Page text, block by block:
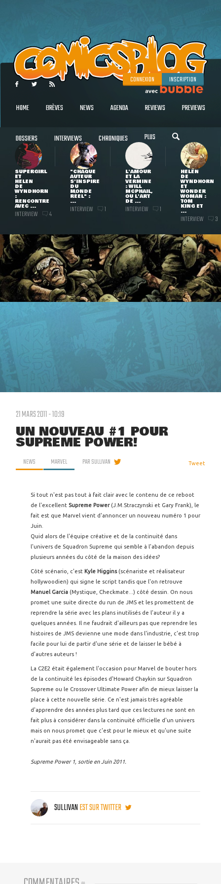
CONNEXION INSCRIPTION
HOME BRÈVES NEWS AGENDA REVIEWS PREVIEWS
DOSSIERS INTERVIEWS CHRONIQUES PLUS
SUPERGIRL
ET
HELEN
DE
WYNDHORN
:
RENCONTRE
AVEC ...
INTERVIEW 4
"CHAQUE
AUTEUR
S'INSPIRE
DU
MONDE
RÉEL" :
...
INTERVIEW 1
L'AMOUR
ET LA
VERMINE
: WILL
MCPHAIL,
OU L'ART
DE ...
INTERVIEW 1
HELEN
DE
WYNDHORN
ET
WONDER
WOMAN :
TOM
KING ET
...
INTERVIEW 3
21 MARS 2011 - 10:19
UN NOUVEAU #1 POUR
SUPREME POWER!
NEWS MARVEL PARSULLIVAN Tweet
Si tout n'est pas tout à fait clair avec le contenu de ce reboot
de l'excellent Supreme Power (J.M.Straczynski et Gary Frank), le
fait est que Marvel vient d'annoncer un nouveau numéro 1 pour
Juin.
Quid alors de l'équipe créative et de la continuité dans
l'univers de Squadron Supreme qui semble à l'abandon depuis
plusieurs années du côté de la maison des idées?
Côté scénario, c'est Kyle Higgins (scénariste et réalisateur
hollywoodien) qui signe le script tandis que l'on retrouve
Manuel Garcia (Mystique, Checkmate...) côté dessin. On nous
promet une suite directe du run de JMS et les promettent de
reprendre la série avec les plans inutilisés de l'auteur il y a
quelques années. Il ne faudrait d'ailleurs pas que reprendre les
histoires de JMS devienne une mode dans l'industrie, c'est trop
facile pour lui de partir d'une série et de laisser le bébé à
d'autres auteurs !
La C2E2 était également l'occasion pour Marvel de bouter hors
de la continuité les épisodes d'Howard Chaykin sur Squadron
Supreme ou le Crossover Ultimate Power afin de mieux laisser la
place à cette nouvelle série. Ce n'est jamais très agréable
d'apprendre des années plus tard que ces lectures ne sont en
fait plus à considérer dans la continuité officielle d'un univers
mais on nous promet que c'est pour le mieux et qu'une suite
n'aurait pas été envisageable sans ça.
Supreme Power 1, sortie en Juin 2011.
SULLIVANEST SUR TWITTER